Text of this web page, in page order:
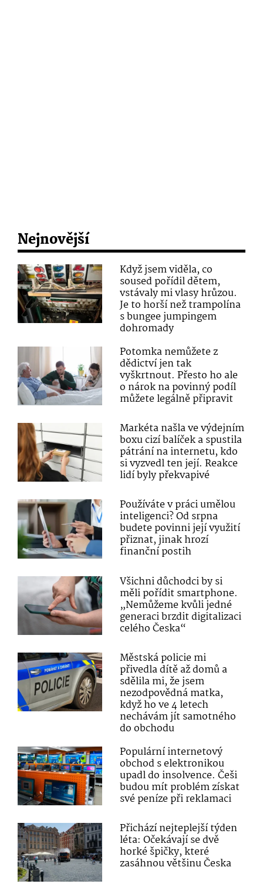
Nejnovější
Když jsem viděla, co
soused pořídil dětem,
vstávaly mi vlasy hrůzou.
Je to horší než trampolína
s bungee jumpingem
dohromady
Potomka nemůžete z
dědictví jen tak
vyškrtnout. Přesto ho ale
o nárok na povinný podíl
můžete legálně připravit
Markéta našla ve výdejním
boxu cizí balíček a spustila
pátrání na internetu, kdo
si vyzvedl ten její. Reakce
lidí byly překvapivé
Používáte v práci umělou
inteligenci? Od srpna
budete povinni její využití
přiznat, jinak hrozí
finanční postih
Všichni důchodci by si
měli pořídit smartphone.
„Nemůžeme kvůli jedné
generaci brzdit digitalizaci
celého Česka“
Městská policie mi
přivedla dítě až domů a
sdělila mi, že jsem
nezodpovědná matka,
když ho ve 4 letech
nechávám jít samotného
do obchodu
Populární internetový
obchod s elektronikou
upadl do insolvence. Češi
budou mít problém získat
své peníze při reklamaci
Přichází nejteplejší týden
léta: Očekávají se dvě
horké špičky, které
zasáhnou většinu Česka